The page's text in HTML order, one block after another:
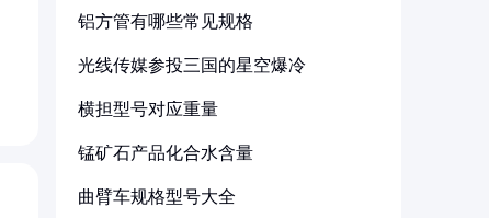
铝方管有哪些常见规格
光线传媒参投三国的星空爆冷
横担型号对应重量
锰矿石产品化合水含量
曲臂车规格型号大全